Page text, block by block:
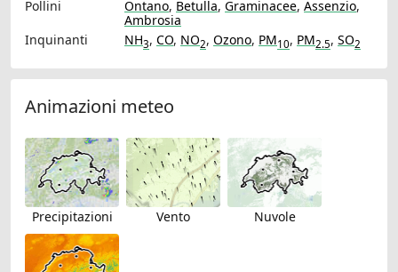
Pollini
Ontano, Betulla, Graminacee, Assenzio,
Ambrosia
Inquinanti
NH3, CO, NO2, Ozono, PM10, PM2.5, SO2
Animazioni meteo
Precipitazioni Vento Nuvole